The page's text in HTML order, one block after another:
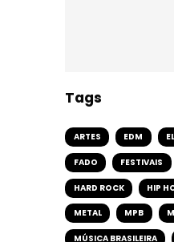
Tags
ARTES EDM
FADO FESTIVAIS
HARD ROCK HIP
METAL MPB
MÚSICA BRASILEIRA